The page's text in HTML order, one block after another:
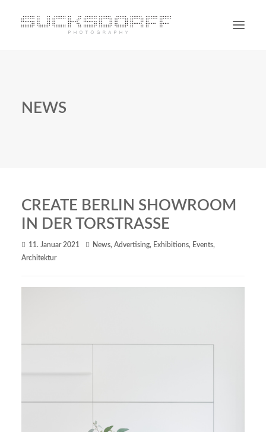
NEWS
CREATE BERLIN SHOWROOM
IN DER TORSTRASSE
11. Januar 2021 News, Advertising, Exhibitions, Events,
Architektur